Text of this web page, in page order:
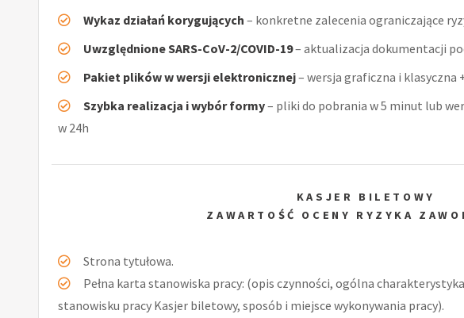
Wykaz działań korygujących – konkretne zalecenia ograniczające
Uwzględnione SARS-CoV-2/COVID-19– aktualizacja dokumentacji
Pakiet plików w wersji elektronicznej– wersja graficzna i klasyczna
Szybka realizacja i wybór formy– pliki do pobrania w 5 minut lub
w 24h
KASJER BILETOWY
ZAWARTOŚĆ OCENY RYZYKA
Strona tytułowa.
Pełna karta stanowiska pracy: (opis czynności, ogólna
stanowisku pracy Kasjer biletowy, sposób i miejsce wykonywania pracy).